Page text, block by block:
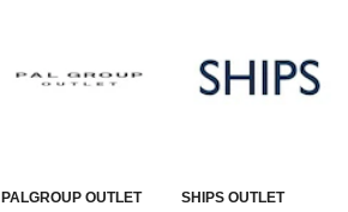
PALGROUP OUTLET SHIPS OUTLET